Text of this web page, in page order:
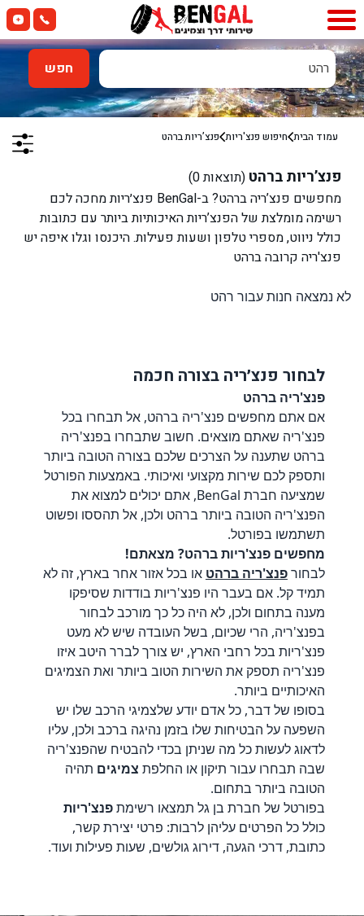
רהט חפש
עמוד הבית חיפוש פנצ'ריות פנצ’ריות ברהט
פנצ’ריות ברהט (תוצאות0
)
מחפשים פנצ’ריה ברהט
? ב-BenGal פנצ׳ריות מחכה לכם
רשימה מומלצת של הפנצ’ריות האיכותיות ביותר עם כתובות
כולל ניווט, מספרי טלפון ושעות פעילות. היכנסו וגלו איפה יש
פנצ'ריה קרובה ברהט
לא נמצאה חנות עבור רהט
לבחור פנצ׳ריה בצורה חכמה
פנצ'ריה ברהט
אם אתם מחפשים פנצ'ריה ברהט, אל תבחרו בכל
פנצ'ריה שאתם מוצאים. חשוב שתבחרו בפנצ'ריה
ברהט שתענה על הצרכים שלכם בצורה הטובה ביותר
ותספק לכם שירות מקצועי ואיכותי. באמצעות הפורטל
שמציעה חברת BenGal, אתם יכולים למצוא את
הפנצ'ריה הטובה ביותר ברהט ולכן, אל תהססו ופשוט
תשתמשו בפורטל.
מחפשים פנצ'ריות ברהט? מצאתם!
לבחורפנצ'ריה ברהט או בכל אזור אחר בארץ, זה לא
תמיד קל. אם בעבר היו פנצ'ריות בודדות שסיפקו
מענה בתחום ולכן, לא היה כל כך מורכב לבחור
בפנצ'ריה, הרי שכיום, בשל העובדה שיש לא מעט
פנצ'ריות בכל רחבי הארץ, יש צורך לברר היטב איזו
פנצ'ריה תספק את השירות הטוב ביותר ואת הצמיגים
האיכותיים ביותר.
בסופו של דבר, כל אדם יודע שלצמיגי הרכב שלו יש
השפעה על הבטיחות שלו בזמן נהיגה ברכב ולכן, עליו
לדאוג לעשות כל מה שניתן בכדי להבטיח שהפנצ'ריה
שבה תבחרו עבור תיקון או החלפת צמיגים תהיה
הטובה ביותר בתחום.
בפורטל של חברת בן גל תמצאו רשימתפנצ'ריות
כולל כל הפרטים עליהן לרבות: פרטי יצירת קשר,
כתובת, דרכי הגעה, דירוג גולשים, שעות פעילות ועוד.